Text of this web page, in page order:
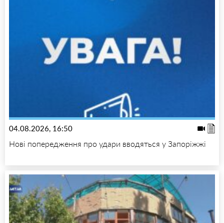
04.08.2026, 16:50
Нові попередження про удари вводяться у Запоріжжі